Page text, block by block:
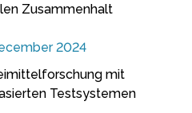
Zusammenhalt
2024
mit
Testsystemen